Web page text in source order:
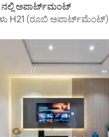
ನಲ್ಲಿ ಅಪಾರ್ಟ್‌ಮಂಟ್
H21 (ರೂಬಿ ಅಪಾರ್ಟ್‌ಮೆಂಟ್)